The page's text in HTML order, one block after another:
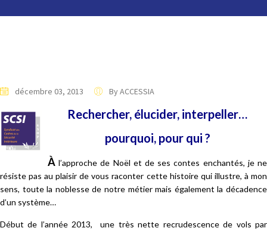
décembre 03, 2013 By ACCESSIA
Rechercher, élucider, interpeller…
pourquoi, pour qui ?
À l’approche de Noël et de ses contes enchantés, je ne
résiste pas au plaisir de vous raconter cette histoire qui illustre, à mon
sens, toute la noblesse de notre métier mais également la décadence
d’un système…
Début de l’année 2013, une très nette recrudescence de vols par